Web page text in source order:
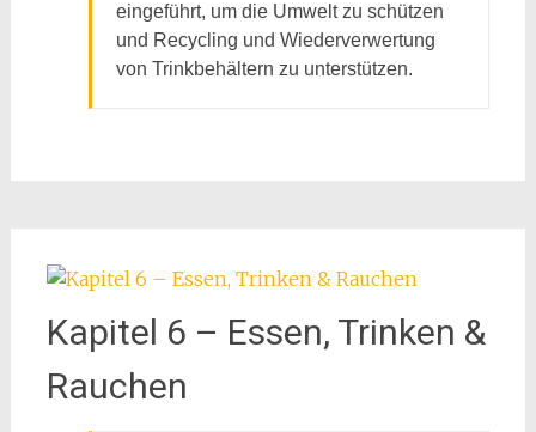
eingeführt, um die Umwelt zu schützen
und Recycling und Wiederverwertung
von Trinkbehältern zu unterstützen.
Kapitel 6 – Essen, Trinken &
Rauchen